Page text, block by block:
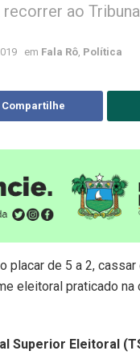
ao
em Fala Rô Política
Compartilhe
placar de 5 a 2,
eleitoral praticado na
Superior Eleitoral